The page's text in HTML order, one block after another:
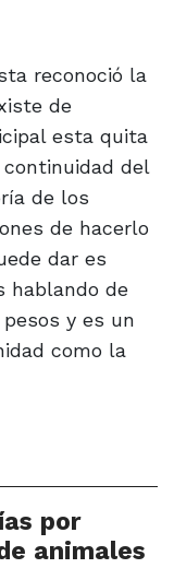
reconoció la
de
esta quita
del
de los
de hacerlo
dar es
hablando de
y es un
como la
por
animales